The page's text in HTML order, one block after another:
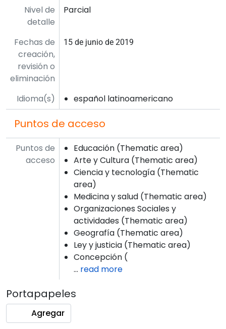
Nivel de
detalle
Parcial
Fechas de
creación,
revisión o
eliminación
15 de junio de 2019
Idioma(s) español latinoamericano
Puntos de acceso
Puntos de
acceso
Educación (Thematic area)
Arte y Cultura (Thematic area)
Ciencia y tecnología (Thematic
area)
Medicina y salud (Thematic area)
Organizaciones Sociales y
actividades (Thematic area)
Geografía (Thematic area)
Ley y justicia (Thematic area)
Concepción (
… read more
Portapapeles
Agregar